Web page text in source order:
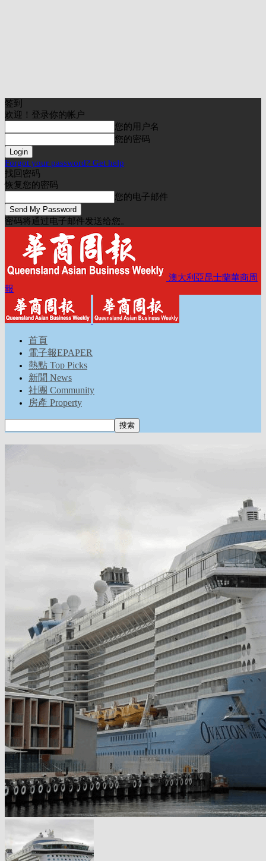
签到
欢迎！登录你的帐户
您的用户名
您的密码
Forgot your password? Get help
找回密码
恢复您的密码
您的电子邮件
密码将通过电子邮件发送给您。
澳大利亞昆士蘭華商周
報
首頁
電子報EPAPER
熱點 Top Picks
新聞 News
社團 Community
房產 Property